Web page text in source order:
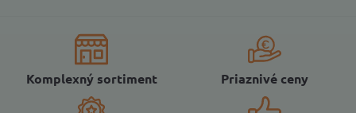
Komplexný sortiment Priaznivé ceny